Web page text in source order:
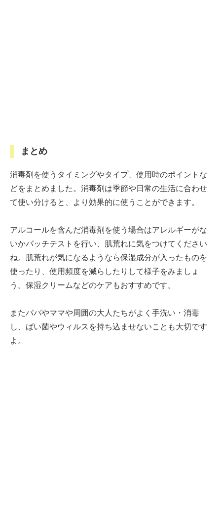
まとめ
消毒剤を使うタイミングやタイプ、使用時のポイントな
どをまとめました。消毒剤は季節や日常の生活に合わせ
て使い分けると、より効果的に使うことができます。
アルコールを含んだ消毒剤を使う場合はアレルギーがな
いかパッチテストを行い、肌荒れに気をつけてください
ね。肌荒れが気になるようなら保湿成分が入ったものを
使ったり、使用頻度を減らしたりして様子をみましょ
う。保湿クリームなどのケアもおすすめです。
またパパやママや周囲の大人たちがよく手洗い・消毒
し、ばい菌やウィルスを持ち込ませないことも大切です
よ。